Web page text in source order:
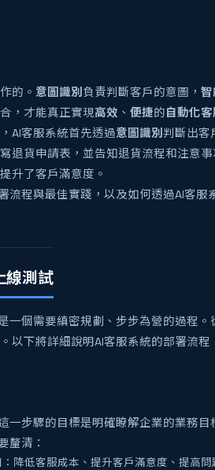
的。 意圖識別 負責判斷客戶的意圖， 智
，才能真正實現高效 、 便捷的自動化客
AI客服系統首先透過意圖識別判斷出客
退貨申請表，並告知退貨流程和注意
升了客戶滿意度。
流程與最佳實踐，以及如何透過AI客服
線測試
一個需要縝密規劃、步步為營的過程。
以下將詳細說明AI客服系統的部署流程
一步驟的目標是明確瞭解企業的業務目
釐清：
降低客服成本、提升客戶滿意度、提高問